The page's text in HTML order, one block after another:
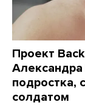
Проект
подростка,
солдатом